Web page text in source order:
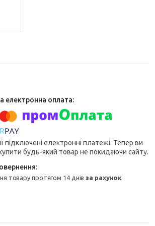
підключені електронні платежі. Тепер ви
будь-який товар не покидаючи сайту.
товару протягом 14 днівза рахунок